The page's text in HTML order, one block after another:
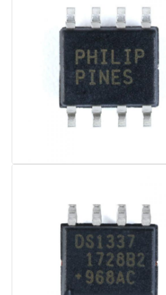
Puce de mémoire de DRACHME
puce d'eeprom
Puce PSRAM
Puce SRAM
Ne pas éclairer
Circuit intégré EPROM
IC de l'UART
Le détecteur d'ADC